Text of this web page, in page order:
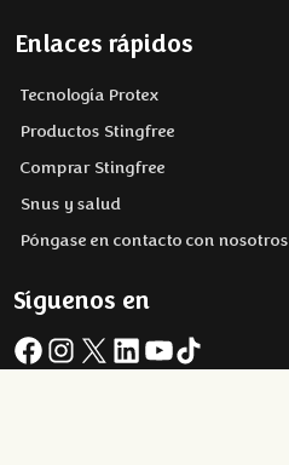
Enlaces rápidos
Tecnología Protex
Productos Stingfree
Comprar Stingfree
Snus y salud
Póngase en contacto con nosotros
Síguenos en
Facebook
Instagram
X LinkedIn
YouTube
TikTok